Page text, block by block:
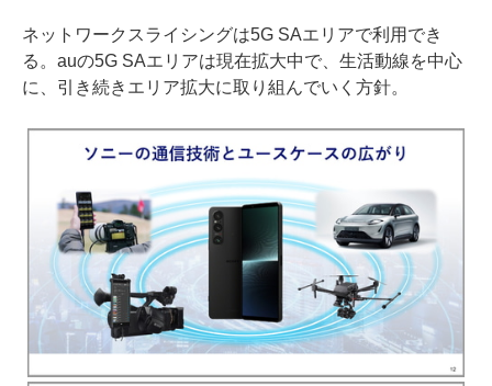
ネットワークスライシングは5G SAエリアで利用でき
る。auの5G SAエリアは現在拡大中で、生活動線を中心
に、引き続きエリア拡大に取り組んでいく方針。